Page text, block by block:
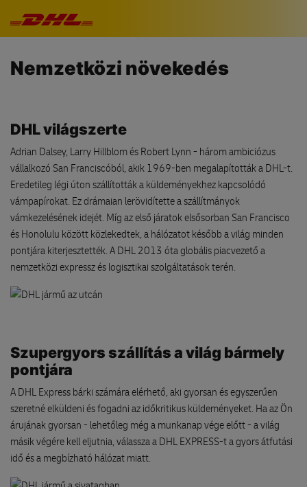
Nemzetközi növekedés
DHL világszerte
Adrian Dalsey, Larry Hillblom és Robert Lynn - három ambiciózus
vállalkozó San Franciscóból, akik 1969-ben megalapították a DHL-t.
Eredetileg légi úton szállították a küldeményekhez kapcsolódó
vámpapírokat. Ez drámaian lerövidítette a szállítmányok
vámkezelésének idejét. Míg az első járatok elsősorban San Francisco
és Honolulu között közlekedtek, a hálózatot később a világ minden
pontjára kiterjesztették. A DHL 2013 óta globális piacvezető a
nemzetközi expressz és logisztikai szolgáltatások terén.
Szupergyors szállítás a világ bármely
pontjára
A DHL Express bárki számára elérhető, aki gyorsan és egyszerűen
szeretné elküldeni és fogadni az időkritikus küldeményeket. Ha az Ön
árujának gyorsan - lehetőleg még a munkanap vége előtt - a világ
másik végére kell eljutnia, válassza a DHL EXPRESS-t a gyors átfutási
idő és a megbízható hálózat miatt.